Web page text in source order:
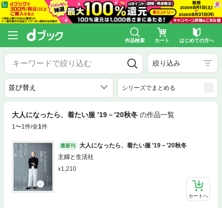
作品検索 カート はじめての方へ
絞り込み
シリーズでまとめる
大人になったら、着たい服 ’19－’20秋冬 の作品一覧
1〜1件/全1件
最新刊
大人になったら、着たい服 ’19－’20秋冬
主婦と生活社
1,210
カートへ